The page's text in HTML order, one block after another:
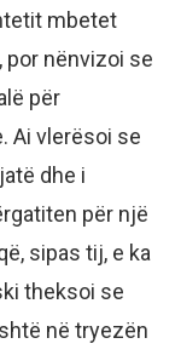
mbetet
por nënvizoi se
për
Ai vlerësoi se
dhe i
për një
sipas tij, e ka
theksoi se
në tryezën